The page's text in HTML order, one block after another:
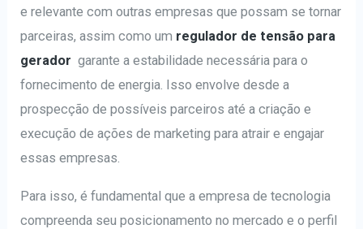
e relevante com outras empresas que possam se tornar
parceiras, assim como um regulador de tensão para
gerador garante a estabilidade necessária para o
fornecimento de energia. Isso envolve desde a
prospecção de possíveis parceiros até a criação e
execução de ações de marketing para atrair e engajar
essas empresas.
Para isso, é fundamental que a empresa de tecnologia
compreenda seu posicionamento no mercado e o perfil